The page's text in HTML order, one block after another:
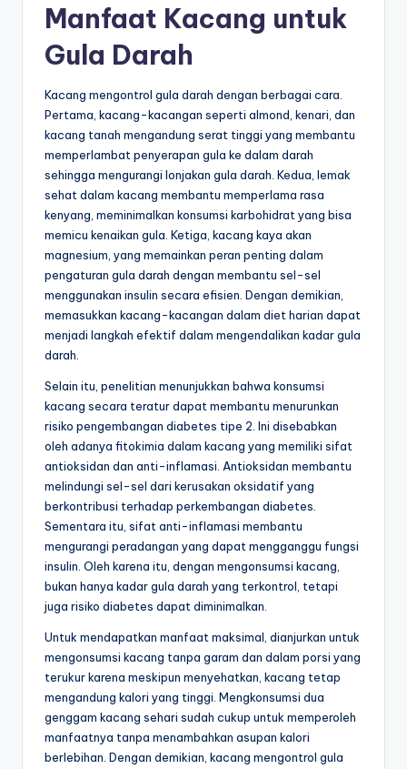
Manfaat Kacang untuk
Gula Darah
Kacang mengontrol gula darah dengan berbagai cara.
Pertama, kacang-kacangan seperti almond, kenari, dan
kacang tanah mengandung serat tinggi yang membantu
memperlambat penyerapan gula ke dalam darah
sehingga mengurangi lonjakan gula darah. Kedua, lemak
sehat dalam kacang membantu memperlama rasa
kenyang, meminimalkan konsumsi karbohidrat yang bisa
memicu kenaikan gula. Ketiga, kacang kaya akan
magnesium, yang memainkan peran penting dalam
pengaturan gula darah dengan membantu sel-sel
menggunakan insulin secara efisien. Dengan demikian,
memasukkan kacang-kacangan dalam diet harian dapat
menjadi langkah efektif dalam mengendalikan kadar gula
darah.
Selain itu, penelitian menunjukkan bahwa konsumsi
kacang secara teratur dapat membantu menurunkan
risiko pengembangan diabetes tipe 2. Ini disebabkan
oleh adanya fitokimia dalam kacang yang memiliki sifat
antioksidan dan anti-inflamasi. Antioksidan membantu
melindungi sel-sel dari kerusakan oksidatif yang
berkontribusi terhadap perkembangan diabetes.
Sementara itu, sifat anti-inflamasi membantu
mengurangi peradangan yang dapat mengganggu fungsi
insulin. Oleh karena itu, dengan mengonsumsi kacang,
bukan hanya kadar gula darah yang terkontrol, tetapi
juga risiko diabetes dapat diminimalkan.
Untuk mendapatkan manfaat maksimal, dianjurkan untuk
mengonsumsi kacang tanpa garam dan dalam porsi yang
terukur karena meskipun menyehatkan, kacang tetap
mengandung kalori yang tinggi. Mengkonsumsi dua
genggam kacang sehari sudah cukup untuk memperoleh
manfaatnya tanpa menambahkan asupan kalori
berlebihan. Dengan demikian, kacang mengontrol gula